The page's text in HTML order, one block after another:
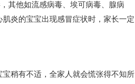
他如流感病毒、埃可病毒、腺病
炎的宝宝出现感冒症状时，家长一定
稍有不适，全家人就会慌张得不知所